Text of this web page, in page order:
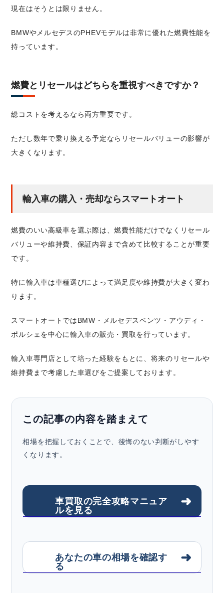
現在はそうとは限りません。
BMWやメルセデスのPHEVモデルは非常に優れた燃費性能を
持っています。
燃費とリセールはどちらを重視すべきですか？
総コストを考えるなら両方重要です。
ただし数年で乗り換える予定ならリセールバリューの影響が
大きくなります。
輸入車の購入・売却ならスマートオート
燃費のいい高級車を選ぶ際は、燃費性能だけでなくリセール
バリューや維持費、保証内容まで含めて比較することが重要
です。
特に輸入車は車種選びによって満足度や維持費が大きく変わ
ります。
スマートオートではBMW・メルセデスベンツ・アウディ・
ポルシェを中心に輸入車の販売・買取を行っています。
輸入車専門店として培った経験をもとに、将来のリセールや
維持費まで考慮した車選びをご提案しております。
この記事の内容を踏まえて
相場を把握しておくことで、後悔のない判断がしやす
くなります。
車買取の完全攻略マニュア
ルを見る
➜
あなたの車の相場を確認す
る
➜